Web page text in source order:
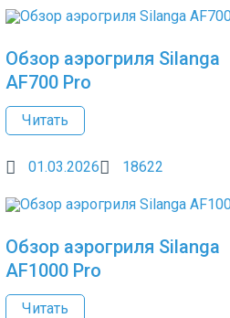
Обзор аэрогриля Silanga
AF700 Pro
Читать
01.03.2026 18622
Обзор аэрогриля Silanga
AF1000 Pro
Читать